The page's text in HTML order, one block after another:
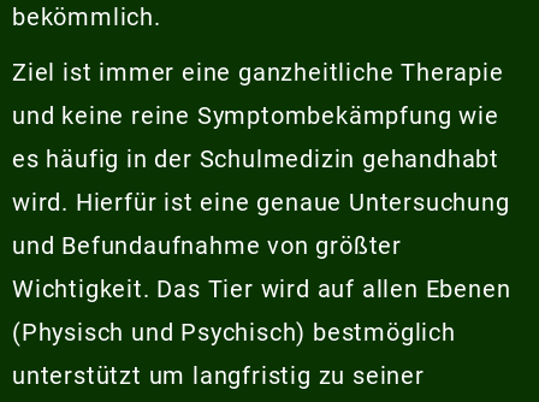
bekömmlich.
Ziel ist immer eine ganzheitliche Therapie
und keine reine Symptombekämpfung wie
es häufig in der Schulmedizin gehandhabt
wird. Hierfür ist eine genaue Untersuchung
und Befundaufnahme von größter
Wichtigkeit. Das Tier wird auf allen Ebenen
(Physisch und Psychisch) bestmöglich
unterstützt um langfristig zu seiner